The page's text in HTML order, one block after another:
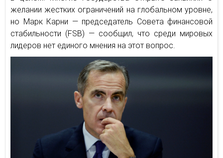
желании жестких ограничений на глобальном уровне,
но Марк Карни — председатель Совета финансовой
стабильности (FSB) — сообщил, что среди мировых
лидеров нет единого мнения на этот вопрос.